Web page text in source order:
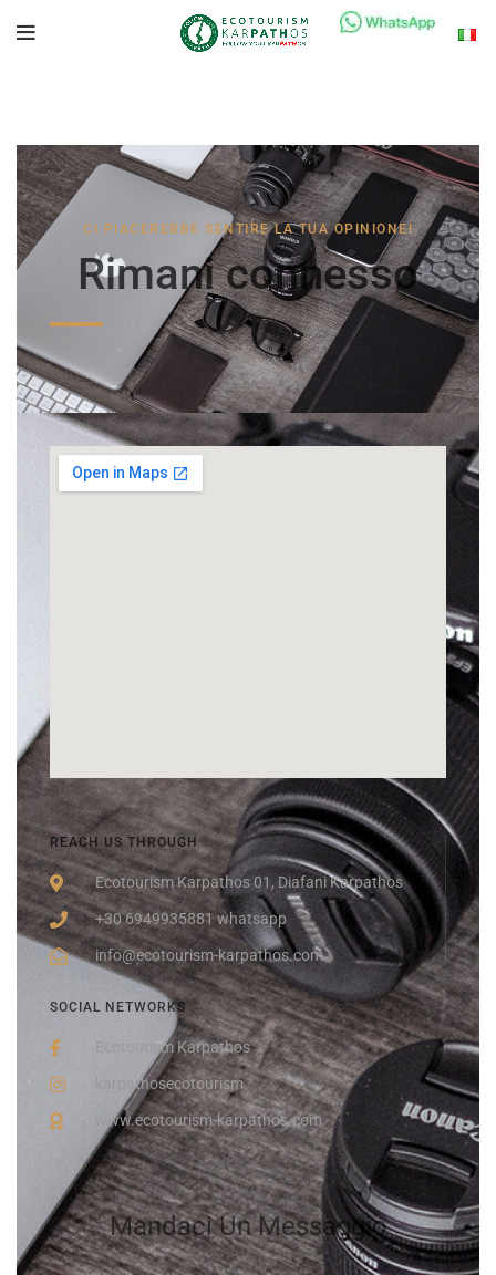
CI PIACEREBBE SENTIRE LA TUA OPINIONE!
Rimani connesso
REACH US THROUGH
Ecotourism Karpathos 01, Diafani Karpathos
+30 6949935881 whatsapp
info@ecotourism-karpathos.com
SOCIAL NETWORKS
Ecotourism Karpathos
karpathosecotourism
www.ecotourism-karpathos.com
Mandaci Un Messaggio